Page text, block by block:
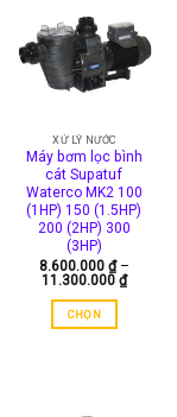
XỬ LÝ NƯỚC
Máy bơm lọc bình
cát Supatuf
Waterco MK2 100
(1HP) 150 (1.5HP)
200 (2HP) 300
(3HP)
8.600.000 ₫ –
11.300.000 ₫Khoảng
CHỌN